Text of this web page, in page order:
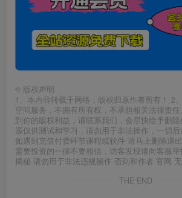
© 版权声明
1、本内容转载于网络，版权归原作者所有！ 2
空间服务，不拥有所有权，不承担相关法律责
到你的版权利益，请联系我们，会尽快给予删
源仅供测试和学习，请勿用于非法操作，一切后
如遇到充值付费环节课程或软件 请马上删除退
需要投资的一律不要相信，访客发现请向客服
揭秘 请勿用于非法违规操作 否则和作者 官网
THE END